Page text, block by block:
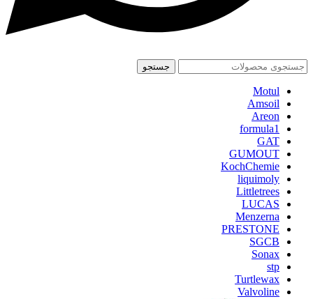
جستجو
Motul
Amsoil
Areon
formula1
GAT
GUMOUT
KochChemie
liquimoly
Littletrees
LUCAS
Menzerna
PRESTONE
SGCB
Sonax
stp
Turtlewax
Valvoline